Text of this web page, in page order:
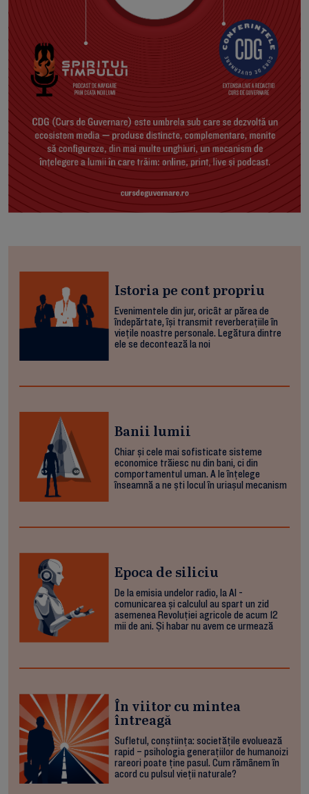
Istoria pe cont propriu
Evenimentele din jur, oricât ar părea de
îndepărtate, își transmit reverberațiile în
viețile noastre personale. Legătura dintre
ele se decontează la noi
Banii lumii
Chiar și cele mai sofisticate sisteme
economice trăiesc nu din bani, ci din
comportamentul uman. A le înțelege
înseamnă a ne ști locul în uriașul mecanism
Epoca de siliciu
De la emisia undelor radio, la AI -
comunicarea și calculul au spart un zid
asemenea Revoluției agricole de acum 12
mii de ani. Și habar nu avem ce urmează
În viitor cu mintea
întreagă
Sufletul, conștiința: societățile evoluează
rapid – psihologia generațiilor de humanoizi
rareori poate ține pasul. Cum rămânem în
acord cu pulsul vieții naturale?